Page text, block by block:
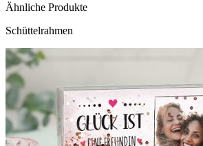
Ähnliche Produkte
Schüttelrahmen